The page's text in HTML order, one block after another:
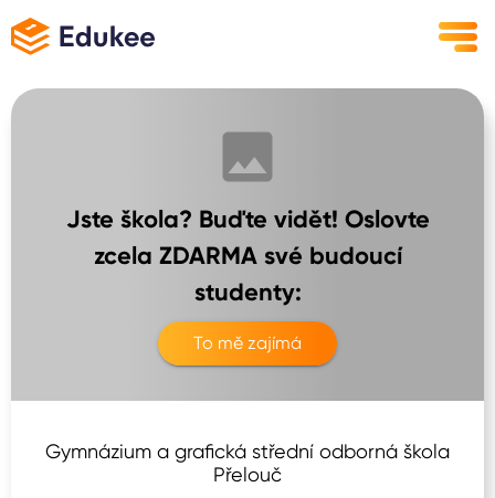
Gymnázium a grafická střední odborná škola
Přelouč
Jste škola? Buďte vidět! Oslovte
zcela ZDARMA své budoucí
studenty:
To mě zajímá